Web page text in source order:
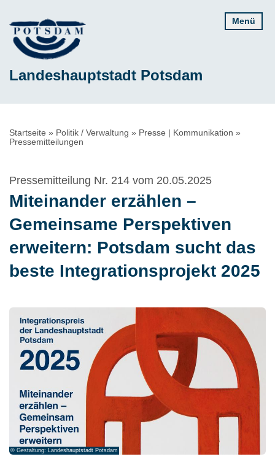
zum
Inhalt
Landeshauptstadt Potsdam
Menü
Pfadnavigation
Startseite Politik / Verwaltung
Presse | Kommunikation
Pressemitteilungen
Pressemitteilung Nr. 214 vom 20.05.2025
Miteinander erzählen –
Gemeinsame Perspektiven
erweitern: Potsdam sucht das
beste Integrationsprojekt 2025
© Gestaltung: Landeshauptstadt Potsdam